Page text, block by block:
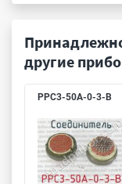
другие
РРС3-50А-0-3-В